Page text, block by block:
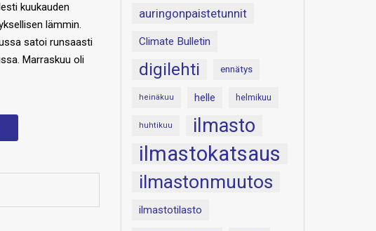
kuukauden
lämmin.
satoi runsaasti
Marraskuu oli
auringonpaistetunnit
Climate Bulletin
digilehti ennätys
heinäkuu helle helmikuu
huhtikuu ilmasto
ilmastokatsaus
ilmastonmuutos
ilmastotilasto